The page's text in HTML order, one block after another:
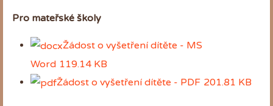
Pro mateřské školy
Žádost o vyšetření dítěte - MS
Word 119.14 KB
Žádost o vyšetření dítěte - PDF 201.81 KB